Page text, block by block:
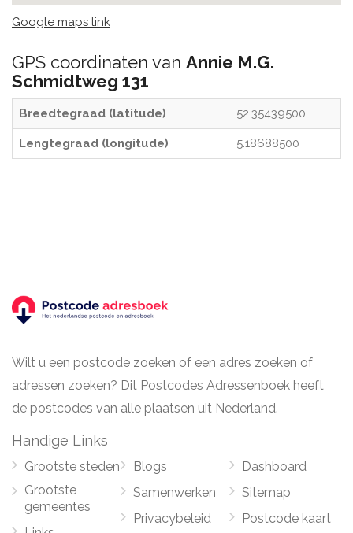
Google maps link
GPS coordinaten van Annie M.G.
Schmidtweg 131
Breedtegraad (latitude) 52.35439500
Lengtegraad (longitude) 5.18688500
Wilt u een postcode zoeken of een adres zoeken of
adressen zoeken? Dit Postcodes Adressenboek heeft
de postcodes van alle plaatsen uit Nederland.
Handige Links
Grootste steden
Grootste
gemeentes
Blogs
Samenwerken
Privacybeleid
Dashboard
Sitemap
Postcode kaart